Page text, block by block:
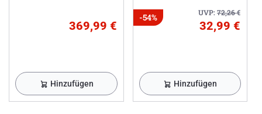
369,99 €
Hinzufügen
UVP:72,26€
-54%
32,99 €
Hinzufügen